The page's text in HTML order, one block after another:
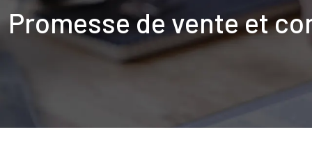
Promesse de vente et